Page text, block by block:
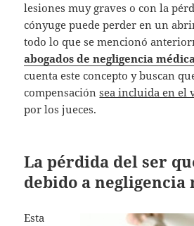
lesiones muy graves o con la
cónyuge puede perder en un
todo lo que se mencionó
abogados de negligencia
cuenta este concepto y buscan
compensaciónsea incluida en el
por los jueces.
La pérdida del ser
debido a negligencia
Esta